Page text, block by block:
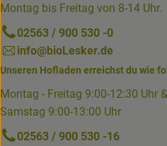
Montag bis Freitag von 8-14 Uhr.
02563 / 900 530 -0
info@bioLesker.de
Unseren Hofladen erreichst du wie
Montag - Freitag 9:00-12:30 Uhr
Samstag 9:00-13:00 Uhr
02563 / 900 530 -16